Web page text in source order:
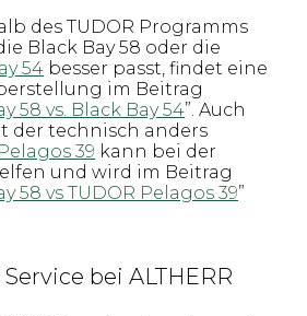
des TUDOR Programms
Black Bay 58 oder die
54 besser passt, findet eine
im Beitrag
58 vs. Black Bay 54”. Auch
der technisch anders
Pelagos 39 kann bei der
und wird im Beitrag
58 vs TUDOR Pelagos 39”
bei ALTHERR